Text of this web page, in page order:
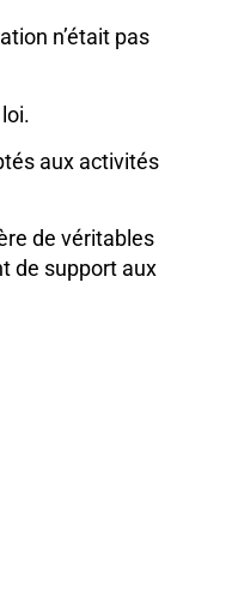
n’était pas
aux activités
de véritables
de support aux